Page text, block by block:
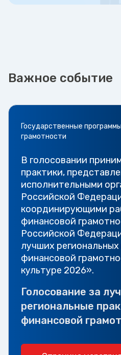
Важное событие
Государственные
грамотности
В голосовании
практики,
исполнительными
Российской
координирующими
финансовой
Российской
лучших региональных
финансовой
культуре 2026».
Голосование за
региональные
финансовой